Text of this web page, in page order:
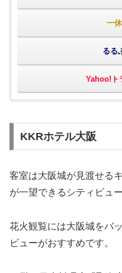
一
るる
Yahoo!ト
KKRホテル大阪
客室は大阪城が見渡せる
が一望できるシティビュ
花火観覧には大阪城をバ
ビューがおすすめです。